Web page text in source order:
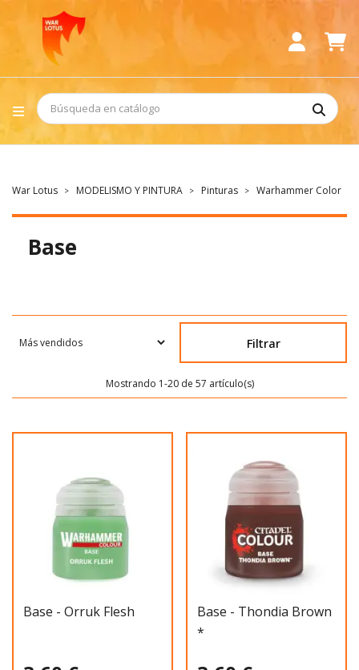
War Lotus MODELISMO Y PINTURA Pinturas Warhammer Color
Base
Filtrar
Mostrando 1-20 de 57 artículo(s)
Base - Orruk Flesh
Base - Thondia Brown
*